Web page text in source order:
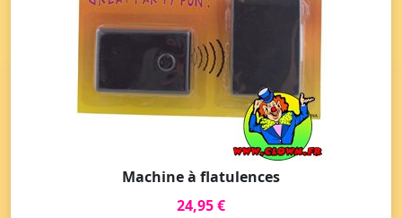
Machine à flatulences
24,95 €